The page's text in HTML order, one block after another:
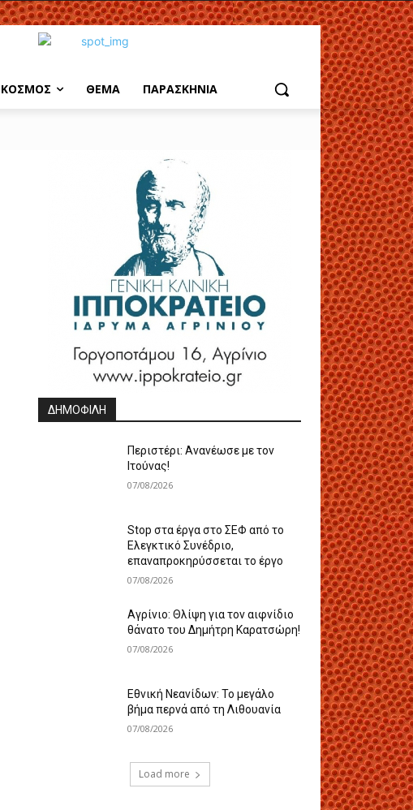
ΚΟΣΜΟΣ ΘΕΜΑ ΠΑΡΑΣΚΗΝΙΑ
ΔΗΜΟΦΙΛΗ
Περιστέρι: Ανανέωσε με τον
Ιτούνας!
07/08/2026
Stop στα έργα στο ΣΕΦ από το
Ελεγκτικό Συνέδριο,
επαναπροκηρύσσεται το έργο
07/08/2026
Αγρίνιο: Θλίψη για τον αιφνίδιο
θάνατο του Δημήτρη Καρατσώρη!
07/08/2026
Εθνική Νεανίδων: Το μεγάλο
βήμα περνά από τη Λιθουανία
07/08/2026
Load more